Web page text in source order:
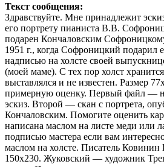
Текст сообщения:
Здравствуйте. Мне принадлежит
его портрету пианиста В.В.
подарен Кончаловским
1951 г., когда Софроницкий подарил
надписью на холсте своей
(моей маме). С тех пор холст
выставлялся и не известен. Размер
примерную оценку. Первый файл —
эскиз. Второй — скан с портрета,
Кончаловским. Помогите оценить
написана маслом на листе меди или
подписью мастера если вам
маслом на холсте. Писатель
150х230. Жуковский — художник